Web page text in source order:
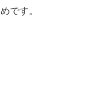
です。